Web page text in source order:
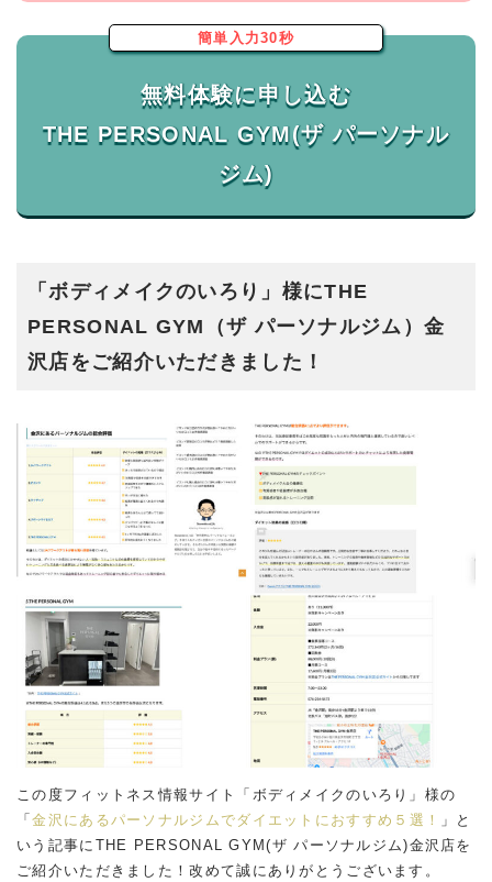
簡単入力30秒
無料体験に申し込む
THE PERSONAL GYM(ザ パーソナル
「ボディメイクのいろり」様にTHE
PERSONAL GYM（ザ パーソナルジム）金
沢店をご紹介いただきました！
この度フィットネス情報サイト「ボディメイクのいろり」様の
「金沢にあるパーソナルジムでダイエットにおすすめ５選！ 」
と
いう記事にTHE PERSONAL GYM(ザ パーソナルジム)金沢店を
ご紹介いただきました！改めて誠にありがとうございます。